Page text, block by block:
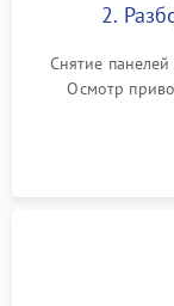
2.
Снятие
Осмотр